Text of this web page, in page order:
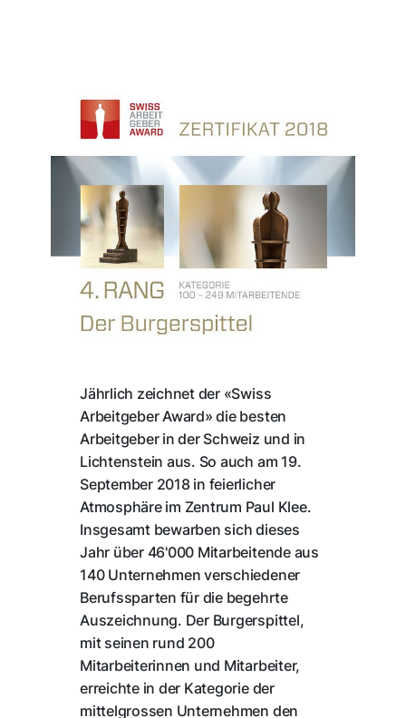
Jährlich zeichnet der «Swiss
Arbeitgeber Award» die besten
Arbeitgeber in der Schweiz und in
Lichtenstein aus. So auch am 19.
September 2018 in feierlicher
Atmosphäre im Zentrum Paul Klee.
Insgesamt bewarben sich dieses
Jahr über 46'000 Mitarbeitende aus
140 Unternehmen verschiedener
Berufssparten für die begehrte
Auszeichnung. Der Burgerspittel,
mit seinen rund 200
Mitarbeiterinnen und Mitarbeiter,
erreichte in der Kategorie der
mittelgrossen Unternehmen den